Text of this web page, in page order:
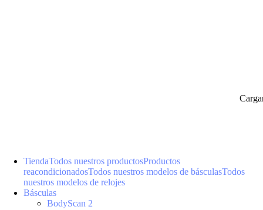
TiendaTodos nuestros productosProductos
reacondicionadosTodos nuestros modelos de básculasTodos
nuestros modelos de relojes
Básculas
BodyScan 2